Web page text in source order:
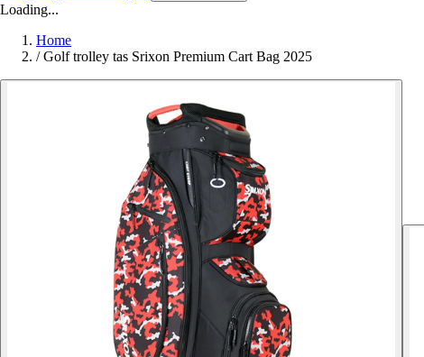
Loading...
Home
/ Golf trolley tas Srixon Premium Cart Bag 2025